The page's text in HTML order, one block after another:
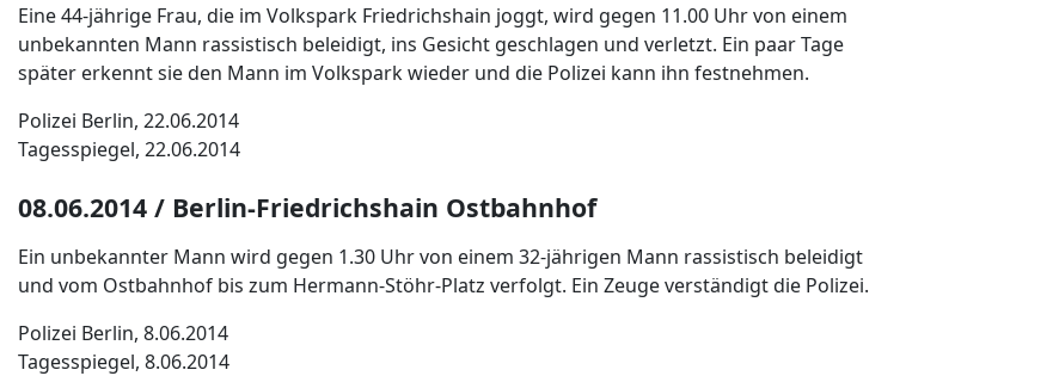
Eine 44-jährige Frau, die im Volkspark Friedrichshain joggt, wird gegen 11.00 Uhr von einem
unbekannten Mann rassistisch beleidigt, ins Gesicht geschlagen und verletzt. Ein paar Tage
später erkennt sie den Mann im Volkspark wieder und die Polizei kann ihn festnehmen.
Polizei Berlin, 22.06.2014
Tagesspiegel, 22.06.2014
08.06.2014 / Berlin-Friedrichshain Ostbahnhof
Ein unbekannter Mann wird gegen 1.30 Uhr von einem 32-jährigen Mann rassistisch beleidigt
und vom Ostbahnhof bis zum Hermann-Stöhr-Platz verfolgt. Ein Zeuge verständigt die Polizei.
Polizei Berlin, 8.06.2014
Tagesspiegel, 8.06.2014